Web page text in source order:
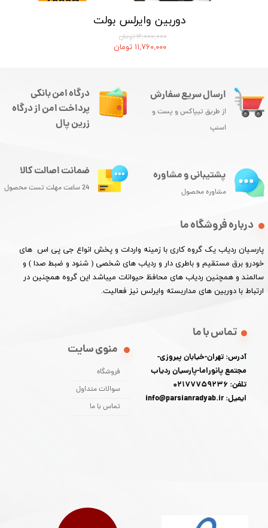
دوربین وایرلس بولت
۱۲,۰۰۰,۰۰۰ تومان
۱۱,۷۶۰,۰۰۰ تومان
ارسال سریع سفارش
از طریق تیپاکس و پست و
اسنپ
درباره فروشگاه ما
پارسیان ردیاب یک گروه کاری با زمینه واردات و پخش انواع جی پی اس های
خودرو برق مستقیم و باطری دار و ردیاب های شخصی ( شنود و ضبط صدا ) و
سالمند و همچنین ردیاب های محافظ حیوانات میباشد این گروه همچنین در
ارتباط با دوربین های مداربسته وایرلس نیز فعالیت.​​​​​​​
منوی سایت
فروشگاه
سوالات متداول
تماس با ما
تماس با ما
آدرس: تهران-خیابان پیروزی-
مجتمع پانوراما-پارسیان ردیاب
تلفن: 02177759236
ایمیل: info@parsianradyab.ir
درگاه امن بانکی
پرداخت امن از درگاه
زرین پال
پشتیبانی و مشاوره
مشاوره محصول
ضمانت اصالت کالا
24 ساعت مهلت تست محصول